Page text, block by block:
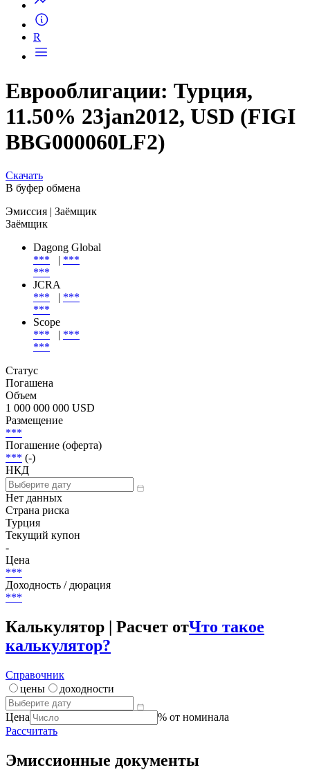
R
Еврооблигации: Турция,
11.50% 23jan2012, USD (FIGI
BBG000060LF2)
Скачать
В буфер обмена
Эмиссия | Заёмщик
Заёмщик
Dagong Global
***
| ***
***
JCRA
***
| ***
***
Scope
***
| ***
***
Статус
Погашена
Объем
1 000 000 000 USD
Размещение
***
Погашение (оферта)
*** (-)
НКД
Нет данных
Страна риска
Турция
Текущий купон
-
Цена
***
Доходность / дюрация
***
Калькулятор | Расчет отЧто такое
калькулятор?
Справочник
цены
доходности
Цена
% от номинала
Рассчитать
Эмиссионные документы